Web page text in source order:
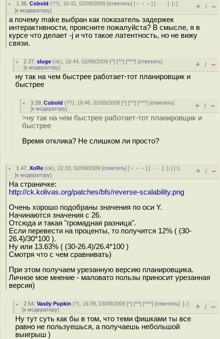
1.36 ,Cobold (??), 16:42, 02/09/2009 [ответить] [ ﹢﹢﹢] [ · · ·][↓]
[к модератору] + / –
а почему make выбран как показатель задержек
интерактивности, проясните пожалуйста? В смысле, я в
курсе что делает -j и что такое латентность, но не вижу
связи.
2.37 ,sluge (ok), 16:44, 02/09/2009 [^] [^^] [^^^] [ответить]
[к модератору] + / –
ну так на чем быстрее работает-тот планировщик и
быстрее
3.39 ,Cobold (??), 16:46, 02/09/2009 [^] [^^] [^^^] [ответить]
[к модератору] + / –
>ну так на чем быстрее работает-тот планировщик и
быстрее
Время отклика? Не слишком ли просто?
1.47 ,XoRe (ok), 22:33, 02/09/2009 [ответить] [ ﹢﹢﹢] [ · · ·][↓] [↑]
[к модератору] + / –
На страничке:
http://ck.kolivas.org/patches/bfs/reverse-scalability.png
Очень хорошо подобраны значения по оси Y.
Начинаются значения с 26.
Отсюда и такая "громадная разница".
Если перевести на проценты, то получится 12% ( (30-
26.4)/30*100 ).
Ну или 13.63% ( (30-26.4)/26.4*100 )
Смотря что с чем сравнивать)
При этом получаем урезанную версию планировщика.
Личное мое мнение - маловато пользы приносит урезанная
версия)
2.54 ,Vasily Pupkin (?), 16:39, 03/09/2009 [^] [^^] [^^^] [ответить][↓]
[к модератору] + / –
Ну тут суть как бы в том, что теми фишками ты все
равно не пользуешься, а получаешь небольшой
выигрыш )